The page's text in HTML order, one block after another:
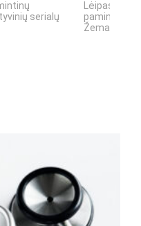
serialų
Lėipas 13
paminiejuom
Žemaitiu